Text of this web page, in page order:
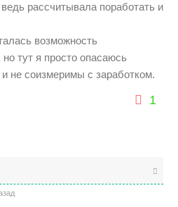
рассчитывала поработать и
возможность
тут я просто опасаюсь
не соизмеримы с заработком.
1